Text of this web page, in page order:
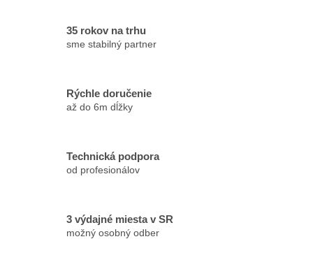
i
ý
p
35 rokov na trhu
sme stabilný partner
Rýchle doručenie
až do 6m dĺžky
Technická podpora
od profesionálov
3 výdajné miesta v SR
možný osobný odber